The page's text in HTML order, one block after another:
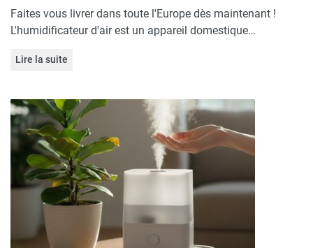
Faites vous livrer dans toute l'Europe dès maintenant !
L'humidificateur d'air est un appareil domestique…
Lire la suite